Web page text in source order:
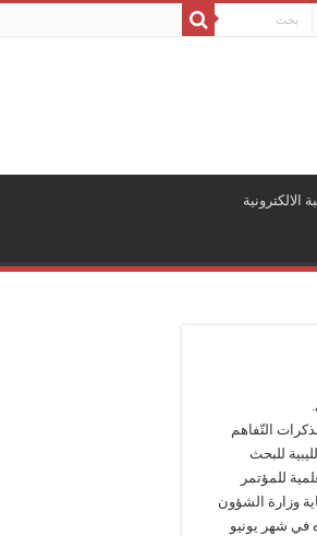
الالكترونية
التّفاهم
للبحث
للمؤتمر
وزارة الشؤون
في شهر يونيو